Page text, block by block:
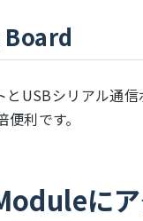
とUSBシリアル通
利です。
に